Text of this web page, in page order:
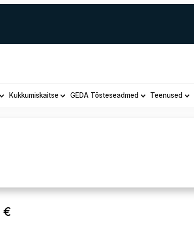
Kukkumiskaitse GEDA Tõsteseadmed Teenused
€